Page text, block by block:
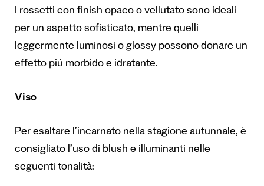
I rossetti con finish opaco o vellutato sono ideali
per un aspetto sofisticato, mentre quelli
leggermente luminosi o glossy possono donare un
effetto più morbido e idratante.
Viso
Per esaltare l’incarnato nella stagione autunnale, è
consigliato l’uso di blush e illuminanti nelle
seguenti tonalità: